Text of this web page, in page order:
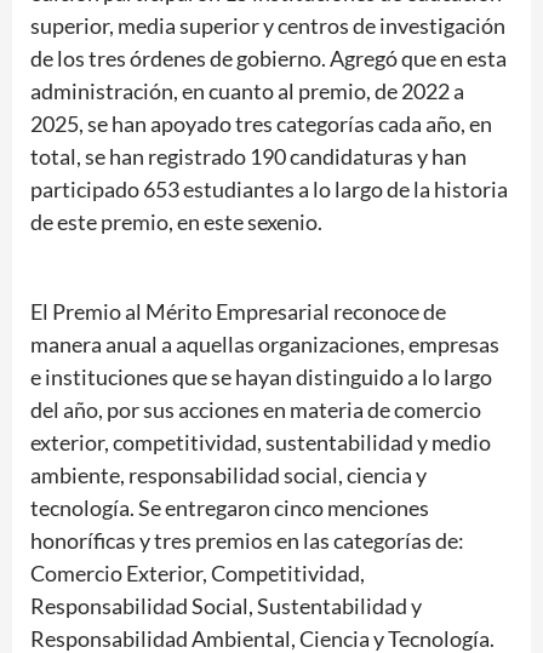
superior, media superior y centros de investigación
de los tres órdenes de gobierno. Agregó que en esta
administración, en cuanto al premio, de 2022 a
2025, se han apoyado tres categorías cada año, en
total, se han registrado 190 candidaturas y han
participado 653 estudiantes a lo largo de la historia
de este premio, en este sexenio.
El Premio al Mérito Empresarial reconoce de
manera anual a aquellas organizaciones, empresas
e instituciones que se hayan distinguido a lo largo
del año, por sus acciones en materia de comercio
exterior, competitividad, sustentabilidad y medio
ambiente, responsabilidad social, ciencia y
tecnología. Se entregaron cinco menciones
honoríficas y tres premios en las categorías de:
Comercio Exterior, Competitividad,
Responsabilidad Social, Sustentabilidad y
Responsabilidad Ambiental, Ciencia y Tecnología.